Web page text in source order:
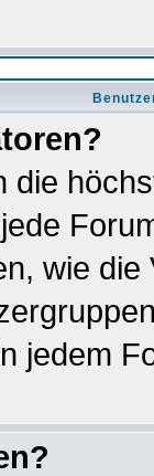
die
wie
jedem